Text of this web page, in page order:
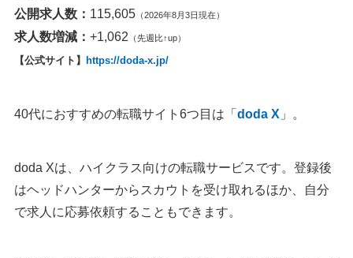
公開求人数： 115,605 （2026年8月3日現在）
求人数増減： +1,062 （先週比↑up）
【公式サイト】 https://doda-x.jp/
40代におすすめの転職サイト6つ目は「 doda X 」。
doda Xは、ハイクラス向けの転職サービスです。登録後
はヘッドハンターからスカウトを受け取れるほか、自分
で求人に応募依頼することもできます。